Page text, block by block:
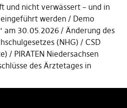
und nicht verwässert – und in
werden
Demo
am 30.05.2026
Änderung des
(NHG)
CSD
PIRATEN Niedersachsen
des Ärztetages in